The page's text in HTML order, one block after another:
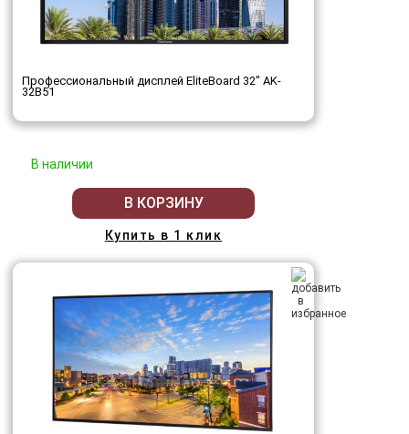
Профессиональный дисплей EliteBoard 32" AK-
32B51
В наличии
В КОРЗИНУ
Купить в 1 клик